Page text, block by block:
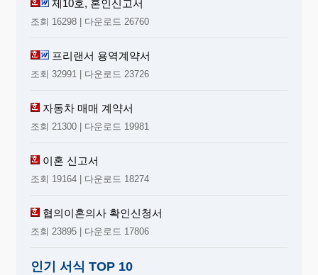
제10호, 혼인신고서
조회 16298 | 다운로드 26760
프리랜서 용역계약서
조회 32991 | 다운로드 23726
자동차 매매 계약서
조회 21300 | 다운로드 19981
이혼 신고서
조회 19164 | 다운로드 18274
협의이혼의사 확인신청서
조회 23895 | 다운로드 17806
인기 서식 TOP 10